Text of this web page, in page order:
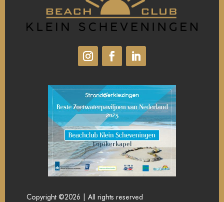
Copyright ©2026 | All rights reserved